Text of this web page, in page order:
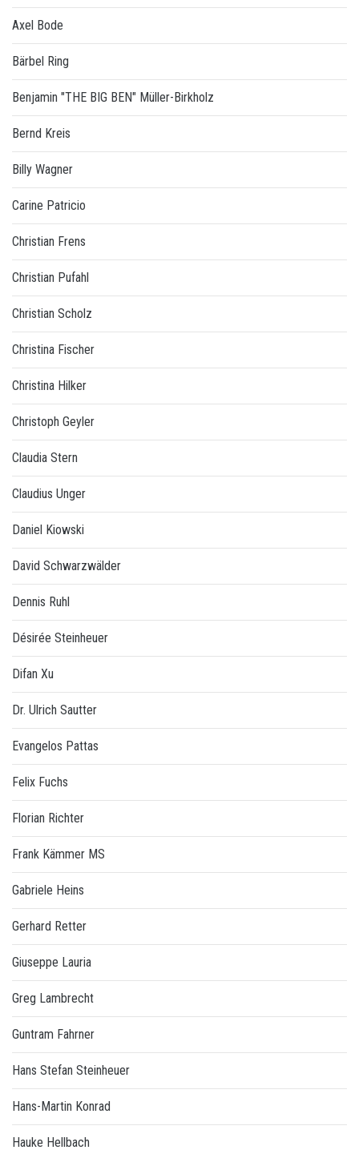
Axel Bode
Bärbel Ring
Benjamin "THE BIG BEN" Müller-Birkholz
Bernd Kreis
Billy Wagner
Carine Patricio
Christian Frens
Christian Pufahl
Christian Scholz
Christina Fischer
Christina Hilker
Christoph Geyler
Claudia Stern
Claudius Unger
Daniel Kiowski
David Schwarzwälder
Dennis Ruhl
Désirée Steinheuer
Difan Xu
Dr. Ulrich Sautter
Evangelos Pattas
Felix Fuchs
Florian Richter
Frank Kämmer MS
Gabriele Heins
Gerhard Retter
Giuseppe Lauria
Greg Lambrecht
Guntram Fahrner
Hans Stefan Steinheuer
Hans-Martin Konrad
Hauke Hellbach